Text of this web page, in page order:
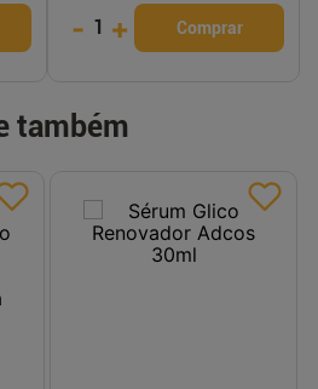
- 1 + Comprar
também